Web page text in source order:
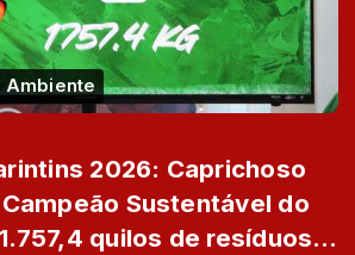
Ambiente
2026: Caprichoso
Sustentável do
quilos de resíduos